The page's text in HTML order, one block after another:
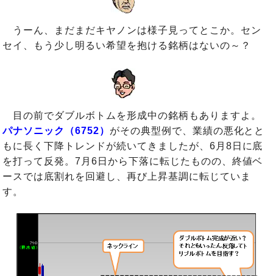
うーん、まだまだキヤノンは様子見ってとこか。セン
セイ、もう少し明るい希望を抱ける銘柄はないの～？
目の前でダブルボトムを形成中の銘柄もありますよ。
パナソニック（6752） がその典型例で、業績の悪化とと
もに長く下降トレンドが続いてきましたが、6月8日に底
を打って反発。7月6日から下落に転じたものの、終値ベ
ースでは底割れを回避し、再び上昇基調に転じていま
す。